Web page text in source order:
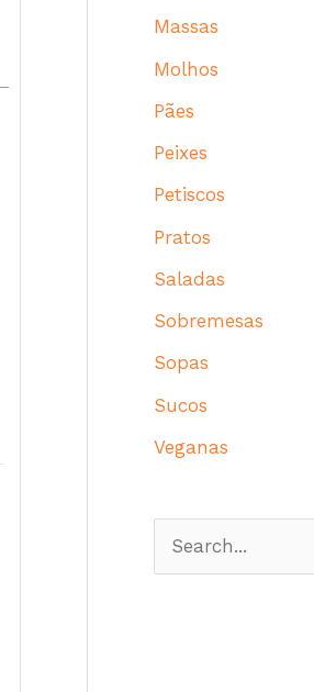
Massas
Molhos
Pães
Peixes
Petiscos
Pratos
Saladas
Sobremesas
Sopas
Sucos
Veganas